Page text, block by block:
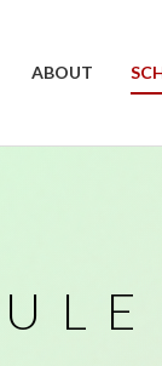
ABOUT